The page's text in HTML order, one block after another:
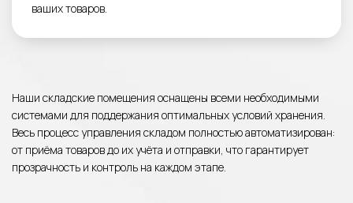
ваших товаров.
Наши складские помещения оснащены всеми необходимыми
системами для поддержания оптимальных условий хранения.
Весь процесс управления складом полностью автоматизирован:
от приёма товаров до их учёта и отправки, что гарантирует
прозрачность и контроль на каждом этапе.